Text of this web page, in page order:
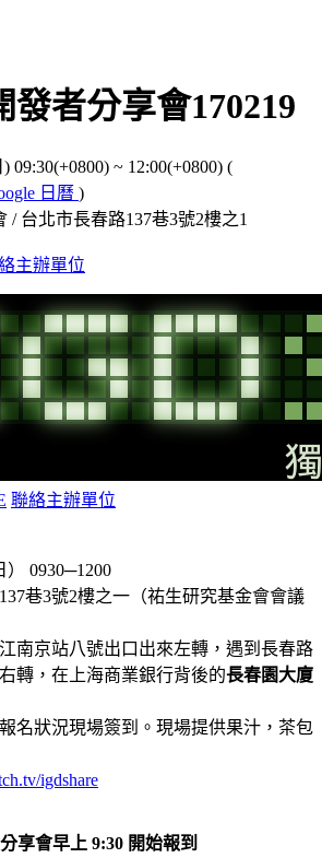
發者分享會170219
09:30(+0800) ~ 12:00(+0800) (
日曆 )
/ 台北市長春路137巷3號2樓之1
主辦單位
聯絡主辦單位
） 0930─1200
巷3號2樓之一（祐生研究基金會會議
南京站八號出口出來左轉，遇到長春路
轉，在上海商業銀行背後的長春園大廈
報名狀況現場簽到。現場提供果汁，茶包
igdshare
享會早上 9:30 開始報到